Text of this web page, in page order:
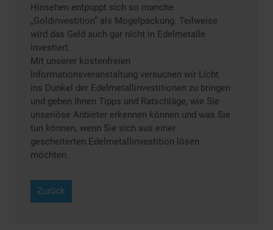
Hinsehen entpuppt sich so manche
„Goldinvestition“ als Mogelpackung. Teilweise
wird das Geld auch gar nicht in Edelmetalle
investiert.
Mit unserer kostenfreien
Informationsveranstaltung versuchen wir Licht
ins Dunkel der Edelmetallinvestitionen zu bringen
und geben Ihnen Tipps und Ratschläge, wie Sie
unseriöse Anbieter erkennen können und was Sie
tun können, wenn Sie sich aus einer
gescheiterten Edelmetallinvestition lösen
möchten.
Zurück